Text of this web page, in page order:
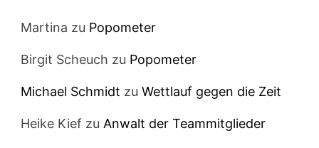
Martina zu Popometer
Birgit Scheuch zu Popometer
Michael Schmidt zuWettlauf gegen die Zeit
Heike Kief zu Anwalt der Teammitglieder